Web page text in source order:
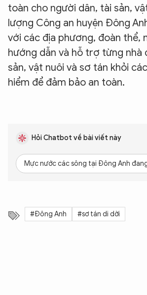
toàn cho người dân, tài sản,
lượng Công an huyện Đông
với các địa phương, đoàn thể,
hướng dẫn và hỗ trợ từng nhà
sản, vật nuôi và sơ tán khỏi
hiểm để đảm bảo an toàn.
Hỏi Chatbot về bài viết này
Mực nước các sông tại Đông Anh
#Đông Anh #sơ tán di dời